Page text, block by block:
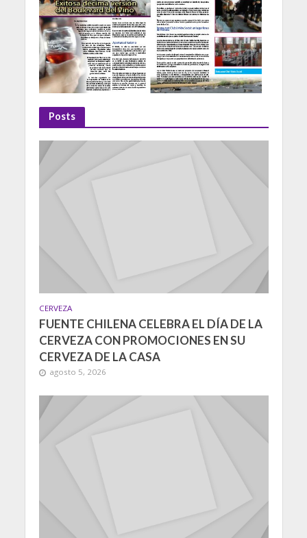
Posts
CERVEZA
FUENTE CHILENA CELEBRA EL DÍA DE LA
CERVEZA CON PROMOCIONES EN SU
CERVEZA DE LA CASA
agosto 5, 2026